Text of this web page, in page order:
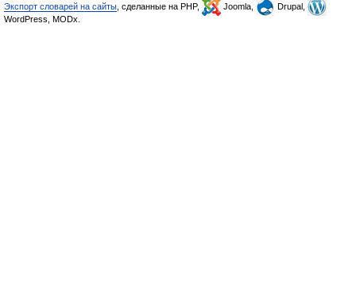
Экспорт словарей на сайты , сделанные на PHP, Joomla,
Drupal,
WordPress, MODx.